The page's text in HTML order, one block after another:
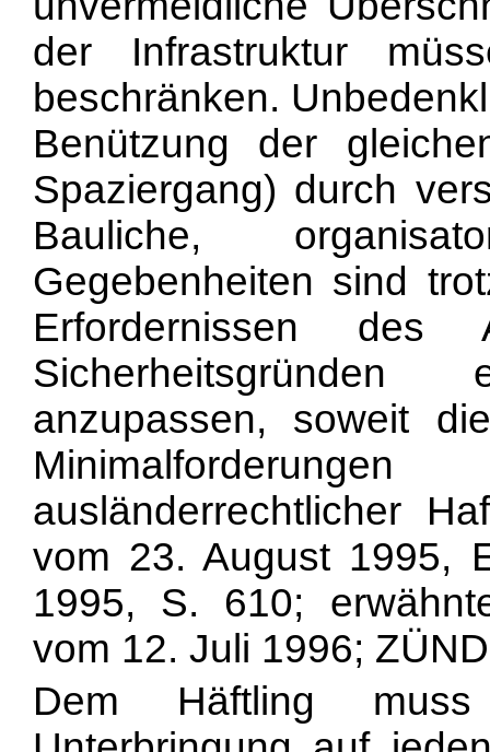
der Infrastruktur
beschränken.
Benützung der
Spaziergang) durch
Bauliche,
Gegebenheiten sind
Erfordernissen des
Sicherheitsgründen
anzupassen, soweit
ausländerrechtlicher
vom 23. August 1995,
1995, S. 610;
vom 12. Juli 1996;
Dem Häftling